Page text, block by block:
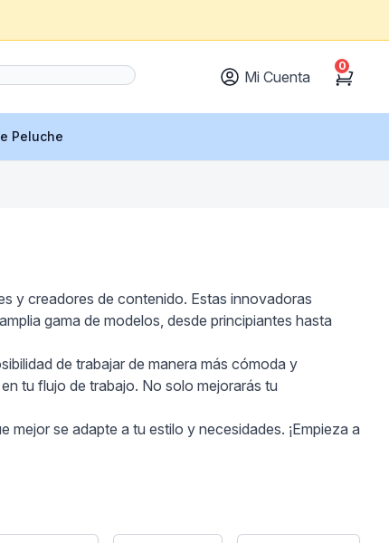
Mi Cuenta Cart
0
Peluche
y creadores de contenido. Estas innovadoras
gama de modelos, desde principiantes hasta
de trabajar de manera más cómoda y
tu flujo de trabajo. No solo mejorarás tu
se adapte a tu estilo y necesidades. ¡Empieza a